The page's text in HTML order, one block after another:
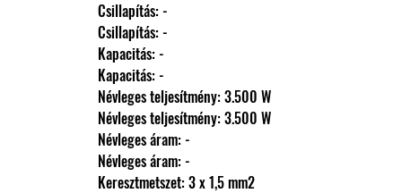
                Csillapítás: -
                Csillapítás: -
                Kapacitás: -
                Kapacitás: -
                Névleges teljesítmény: 3.500 W
                Névleges teljesítmény: 3.500 W
                Névleges áram: -
                Névleges áram: -
                Keresztmetszet: 3 x 1,5 mm2